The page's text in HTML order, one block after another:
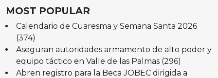
MOST POPULAR
Calendario de Cuaresma y Semana Santa 2026
(374)
Aseguran autoridades armamento de alto poder y
equipo táctico en Valle de las Palmas (296)
Abren registro para la Beca JOBEC dirigida a